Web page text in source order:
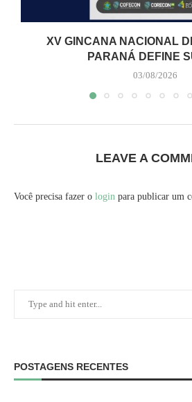
XV GINCANA NACIONAL
PARANÁ DEFINE
03/08/2026
LEAVE A
Você precisa fazer o login para publicar um
POSTAGENS RECENTES